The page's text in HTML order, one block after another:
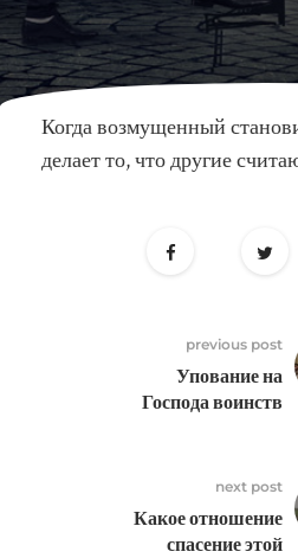
21
декабря
Когда возмущенный
делает то, что другие
previous post
Упование на
Господа воинств
next post
Какое отношение
спасение этой